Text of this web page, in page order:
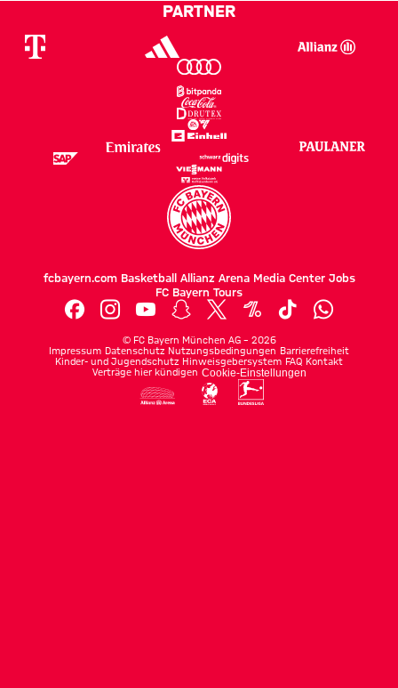
PARTNER
fcbayern.com Basketball Allianz Arena Media Center Jobs
FC Bayern Tours
© FC Bayern München AG – 2026
Impressum Datenschutz Nutzungsbedingungen Barrierefreiheit
Kinder- und Jugendschutz Hinweisgebersystem FAQ Kontakt
Verträge hier kündigen Cookie-Einstellungen